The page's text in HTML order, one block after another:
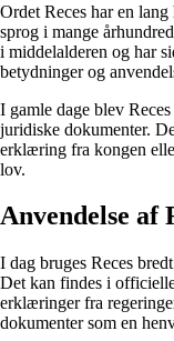
Ordet Reces har en
sprog i mange
i middelalderen og har
betydninger og
I gamle dage blev
juridiske dokumenter.
erklæring fra kongen
lov.
Anvendelse af
I dag bruges Reces
Det kan findes i
erklæringer fra
dokumenter som en